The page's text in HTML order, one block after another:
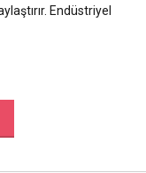
Endüstriyel